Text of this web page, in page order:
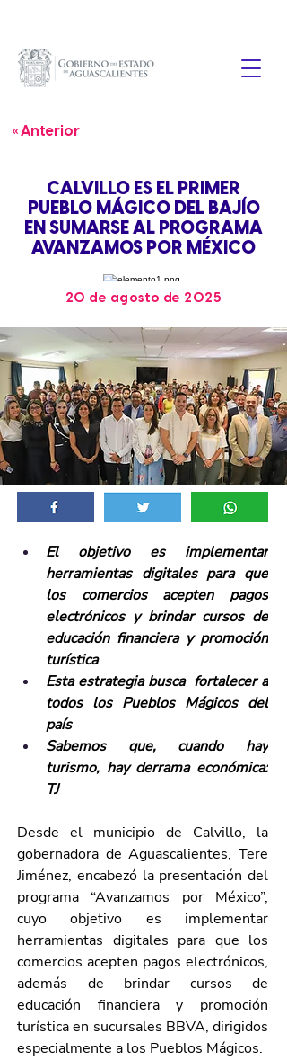
« Anterior
CALVILLO ES EL PRIMER
PUEBLO MÁGICO DEL BAJÍO
EN SUMARSE AL PROGRAMA
AVANZAMOS POR MÉXICO
20 de agosto de 2025
El objetivo es implementar
herramientas digitales para que
los comercios acepten pagos
electrónicos y brindar cursos de
educación financiera y promoción
turística
Esta estrategia busca  fortalecer a
todos los Pueblos Mágicos del
país
Sabemos que, cuando hay
turismo, hay derrama económica:
TJ
Desde el municipio de Calvillo, la
gobernadora de Aguascalientes, Tere
Jiménez, encabezó la presentación del
programa “Avanzamos por México”,
cuyo objetivo es implementar
herramientas digitales para que los
comercios acepten pagos electrónicos,
además de brindar cursos de
educación financiera y promoción
turística en sucursales BBVA, dirigidos
especialmente a los Pueblos Mágicos.